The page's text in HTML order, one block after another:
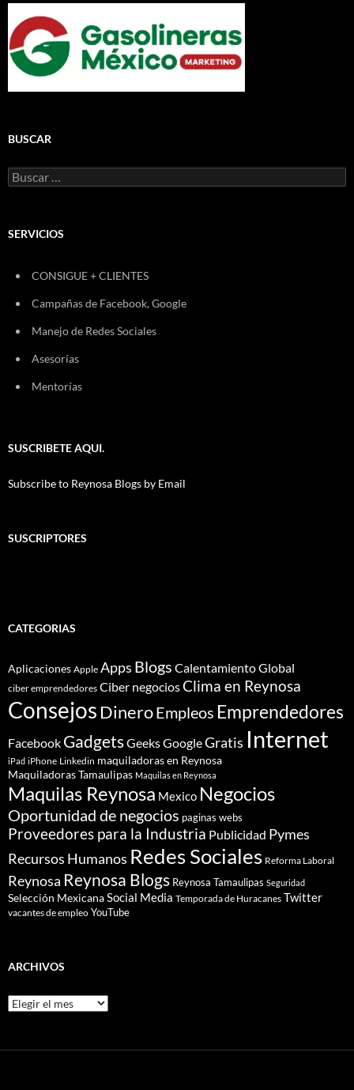
BUSCAR
Buscar:
SERVICIOS
CONSIGUE + CLIENTES
Campañas de Facebook, Google
Manejo de Redes Sociales
Asesorías
Mentorías
SUSCRIBETE AQUI.
Subscribe to Reynosa Blogs by Email
SUSCRIPTORES
CATEGORIAS
Aplicaciones Apple Apps Blogs Calentamiento Global
ciber emprendedores Ciber negociosClima en Reynosa
ConsejosDineroEmpleos Emprendedores
Facebook GadgetsGeeksGoogleGratis Internet
iPad iPhone Linkedin maquiladoras en Reynosa
Maquiladoras Tamaulipas Maquilas en Reynosa
Maquilas Reynosa Mexico Negocios
Oportunidad de negocios paginas webs
Proveedores para la Industria Publicidad Pymes
Recursos Humanos Redes Sociales Reforma Laboral
Reynosa Reynosa Blogs Reynosa Tamaulipas Seguridad
Selección Mexicana Social Media Temporada de Huracanes Twitter
vacantes de empleo YouTube
ARCHIVOS
Archivos